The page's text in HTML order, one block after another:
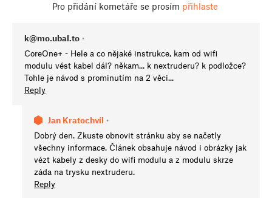
Pro přidání kometáře se prosím přihlaste
k@mo.ubal.to •
CoreOne+ - Hele a co nějaké instrukce, kam od wifi
modulu vést kabel dál? někam... k nextruderu? k podložce?
Tohle je návod s prominutím na 2 věci...
Reply
Jan Kratochvíl •
Dobrý den. Zkuste obnovit stránku aby se načetly
všechny informace. Článek obsahuje návod i obrázky jak
vézt kabely z desky do wifi modulu a z modulu skrze
záda na trysku nextruderu.
Reply